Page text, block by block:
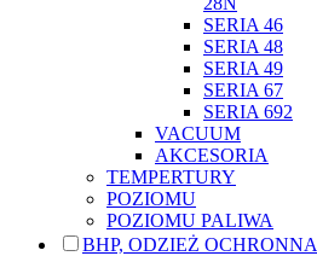
SERIA 46
SERIA 48
SERIA 49
SERIA 67
SERIA 692
VACUUM
AKCESORIA
TEMPERTURY
POZIOMU
POZIOMU PALIWA
BHP, ODZIEŻ OCHRONNA